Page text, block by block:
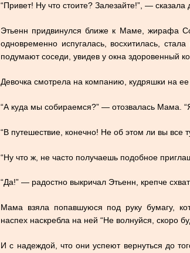
“Привет! Ну что стоите? Залезайте!”, — сказала
Этьенн придвинулся ближе к Маме, жирафа
одновременно испугалась, восхитилась,
подумают соседи, увидев у окна здоровенный
Девочка смотрела на компанию, кудряшки на
“А куда мы собираемся?” — отозвалась Мама.
“В путешествие, конечно! Не об этом ли вы все
“Ну что ж, не часто получаешь подобное
“Да!” — радостно выкричал Этьенн, крепче
Мама взяла попавшуюся под руку бумагу,
наспех наскребла на ней “Не волнуйся, скоро
И с надеждой, что они успеют вернуться до